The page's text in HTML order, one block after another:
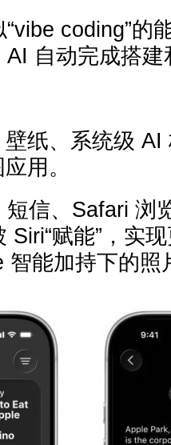
coding”的
自动完成搭建
纸、系统级 AI
用。
信、Safari 浏
Siri“赋能”，实
智能加持下的照